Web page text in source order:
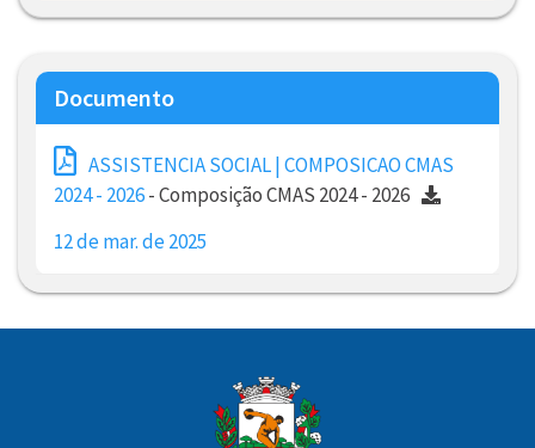
Documento
ASSISTENCIA SOCIAL | COMPOSICAO CMAS
2024 - 2026- Composição CMAS 2024 - 2026
12 de mar. de 2025